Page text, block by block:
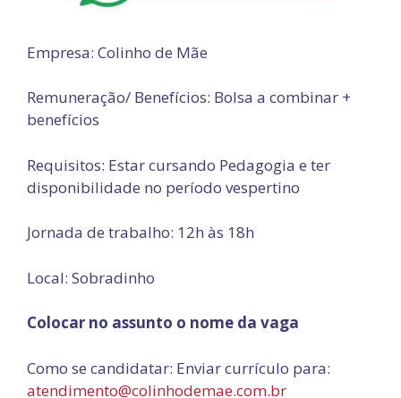
Empresa: Colinho de Mãe
Remuneração/ Benefícios: Bolsa a combinar +
benefícios
Requisitos: Estar cursando Pedagogia e ter
disponibilidade no período vespertino
Jornada de trabalho: 12h às 18h
Local: Sobradinho
Colocar no assunto o nome da vaga
Como se candidatar: Enviar currículo para:
atendimento@colinhodemae.com.br